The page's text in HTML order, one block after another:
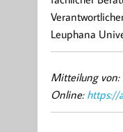
Leuphana
Mitteilung
Online: https://